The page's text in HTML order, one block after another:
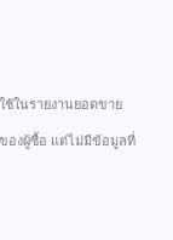
ช้ในรายงานยอดขาย
องผู้ซื้อ แต่ไม่มีข้อมูลที่